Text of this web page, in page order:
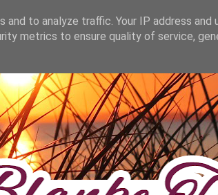
to analyze traffic. Your IP address and
metrics to ensure quality of service,